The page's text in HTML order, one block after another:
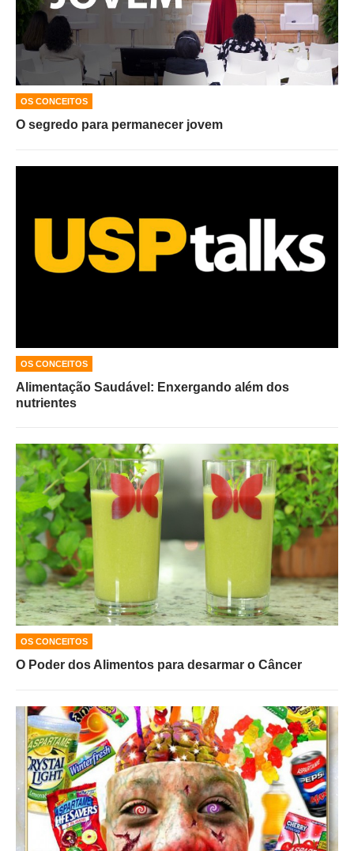
OS CONCEITOS
O segredo para permanecer jovem
OS CONCEITOS
Alimentação Saudável: Enxergando além dos
nutrientes
OS CONCEITOS
O Poder dos Alimentos para desarmar o Câncer